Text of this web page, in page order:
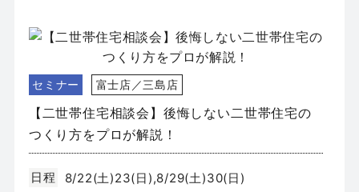
セミナー 富士店／三島店
【二世帯住宅相談会】後悔しない二世帯住宅の
つくり方をプロが解説！
日程
8/22(土)23(日),8/29(土)30(日)